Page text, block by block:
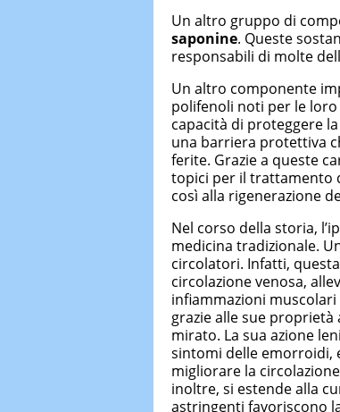
Un altro gruppo di
saponine. Queste
responsabili di molte
Un altro componente
polifenoli noti per le
capacità di proteggere
una barriera protettiva
ferite. Grazie a queste
topici per il trattamento
così alla rigenerazione
Nel corso della storia,
medicina tradizionale.
circolatori. Infatti,
circolazione venosa,
infiammazioni
grazie alle sue
mirato. La sua azione
sintomi delle emorroidi,
migliorare la
inoltre, si estende alla
astringenti favoriscono